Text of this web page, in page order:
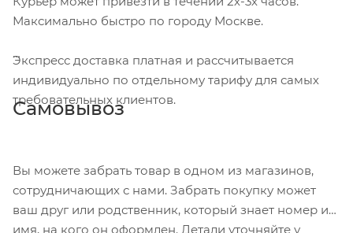
Максимально быстро по городу Москве.
Экспресс доставка платная и рассчитывается
индивидуально по отдельному тарифу для самых
требовательных клиентов.
Самовывоз
Вы можете забрать товар в одном из магазинов,
сотрудничающих с нами. Забрать покупку может
ваш друг или родственник, который знает номер и
имя, на кого он оформлен. Детали уточняйте у